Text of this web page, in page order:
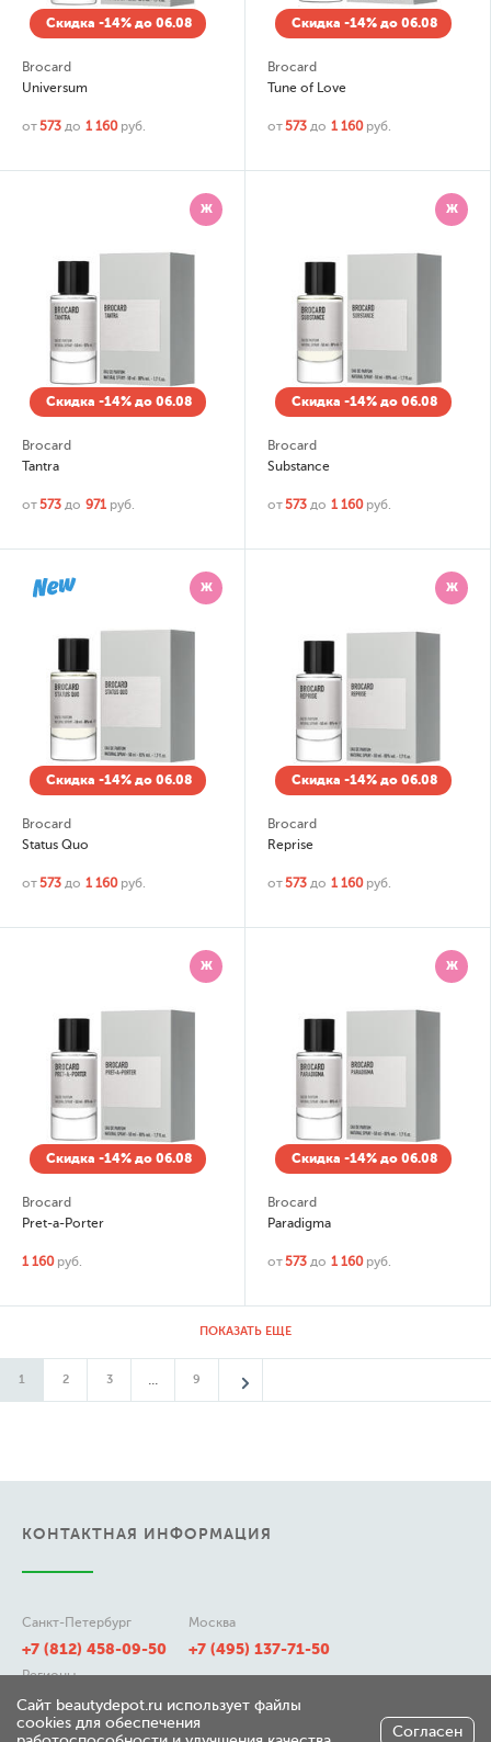
Скидка -14% до 06.08
Brocard
Universum
от573 до 1 160 руб.
Скидка -14% до 06.08
Brocard
Tune of Love
от573 до 1 160 руб.
Ж
Скидка -14% до 06.08
Brocard
Tantra
от573 до 971 руб.
Ж
Скидка -14% до 06.08
Brocard
Substance
от573 до 1 160 руб.
Ж
Скидка -14% до 06.08
Brocard
Status Quo
от573 до 1 160 руб.
Ж
Скидка -14% до 06.08
Brocard
Reprise
от573 до 1 160 руб.
Ж
Скидка -14% до 06.08
Brocard
Pret-a-Porter
1 160 руб.
Ж
Скидка -14% до 06.08
Brocard
Paradigma
от573 до 1 160 руб.
ПОКАЗАТЬ ЕЩЕ
1 2 3 ... 9
КОНТАКТНАЯ ИНФОРМАЦИЯ
Санкт-Петербург
+7 (812) 458-09-50
Москва
+7 (495) 137-71-50
Регионы
8 (800) 511-21-50
Сайт beautydepot.ru использует файлы
cookies для обеспечения
Согласен